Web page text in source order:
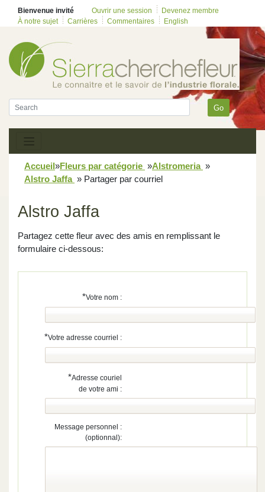
Bienvenue invité Ouvrir une session
Devenez membre
À notre sujet
Carrières Commentaires English
Go
Accueil»Fleurs par catégorie »Alstromeria »
Alstro Jaffa » Partager par courriel
Alstro Jaffa
Partagez cette fleur avec des amis en remplissant le
formulaire ci-dessous:
*Votre nom :
*Votre adresse courriel :
*Adresse couriel
de votre ami :
Message personnel :
(optionnal):